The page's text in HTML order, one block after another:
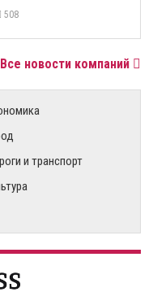
508
Все новости компаний
и транспорт